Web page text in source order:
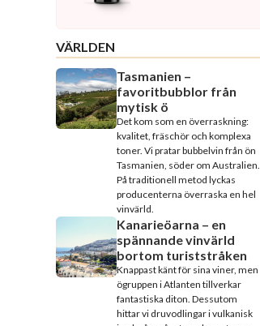
VÄRLDEN
Tasmanien –
favoritbubblor från
mytisk ö
Det kom som en överraskning:
kvalitet, fräschör och komplexa
toner. Vi pratar bubbelvin från ön
Tasmanien, söder om Australien.
På traditionell metod lyckas
producenterna överraska en hel
vinvärld.
Kanarieöarna – en
spännande vinvärld
bortom turiststråken
Knappast känt för sina viner, men
ögruppen i Atlanten tillverkar
fantastiska diton. Dessutom
hittar vi druvodlingar i vulkanisk